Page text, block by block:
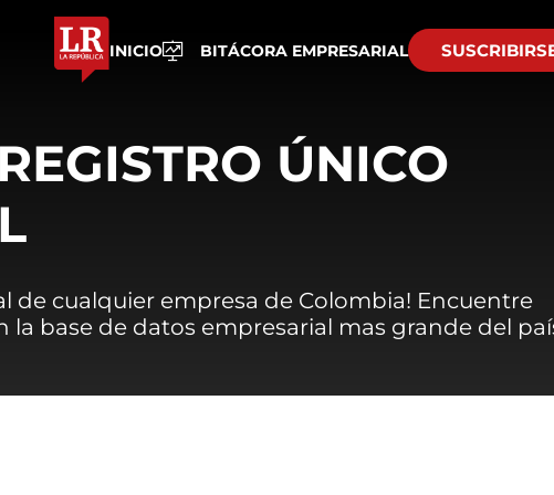
INICIO BITÁCORA EMPRESARIAL
ÚNICO
de cualquier empresa de Colombia! Encuentre
la base de datos empresarial mas grande del